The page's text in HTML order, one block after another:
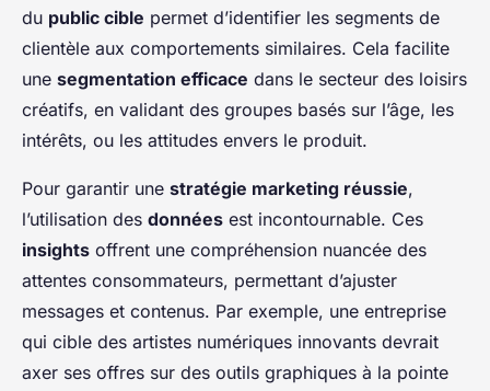
du public cible permet d’identifier les segments de
clientèle aux comportements similaires. Cela facilite
une segmentation efficace dans le secteur des loisirs
créatifs, en validant des groupes basés sur l’âge, les
intérêts, ou les attitudes envers le produit.
Pour garantir une stratégie marketing réussie,
l’utilisation des données est incontournable. Ces
insights offrent une compréhension nuancée des
attentes consommateurs, permettant d’ajuster
messages et contenus. Par exemple, une entreprise
qui cible des artistes numériques innovants devrait
axer ses offres sur des outils graphiques à la pointe